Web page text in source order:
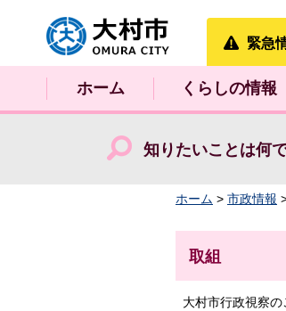
大村市
緊急
ホーム くらしの情報
知りたいことは何
ホーム > 市政情報
取組
大村市行政視察の